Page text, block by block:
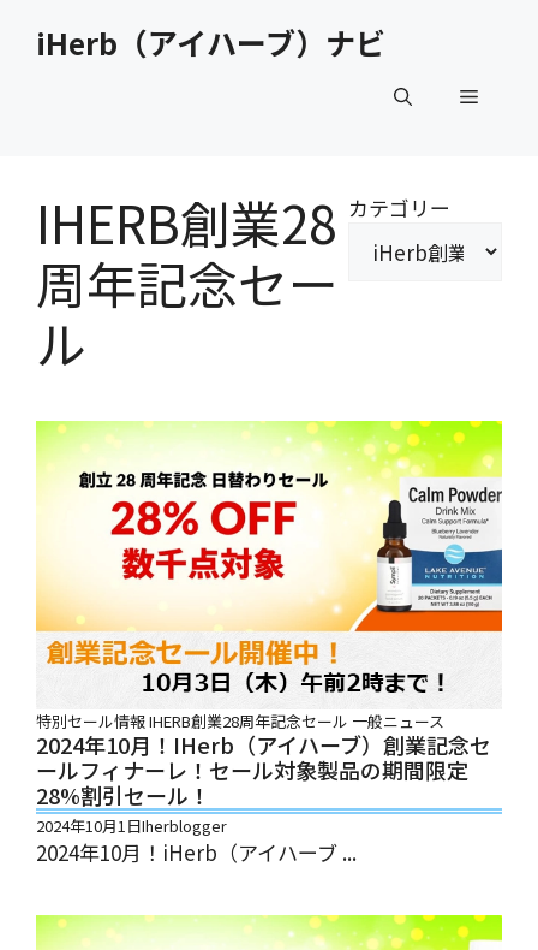
iHerb（アイハーブ）ナビ
メ
IHERB創業28
周年記念セー
ル
カテゴリー
特別セール情報IHERB創業28周年記念セール 一般ニュース
2024年10月！iHerb（アイハーブ）創業記念セ
ールフィナーレ！セール対象製品の期間限定
28%割引セール！
2024年10月1日Iherblogger
2024年10月！iHerb（アイハーブ ...